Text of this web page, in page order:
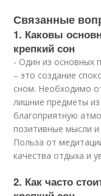
Связанные
1. Каковы
крепкий сон
- Один из основных
– это создание
сном. Необходимо
лишние предметы
благоприятную
позитивные мысли
Польза от
качества отдыха и
2. Как часто